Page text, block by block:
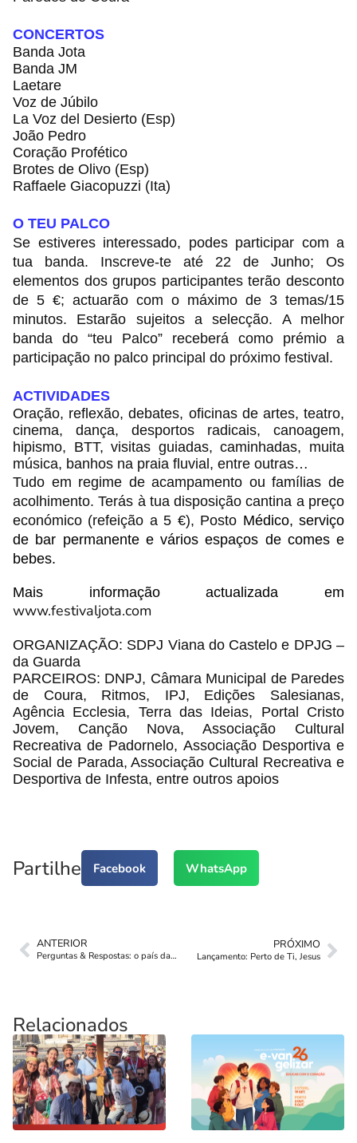
CONCERTOS
Banda Jota
Banda JM
Laetare
Voz de Júbilo
La Voz del Desierto (Esp)
João Pedro
Coração Profético
Brotes de Olivo (Esp)
Raffaele Giacopuzzi (Ita)
O TEU PALCO
Se estiveres interessado, podes participar com a
tua banda. Inscreve-te até 22 de Junho; Os
elementos dos grupos participantes terão desconto
de 5 €; actuarão com o máximo de 3 temas/15
minutos. Estarão sujeitos a selecção. A melhor
banda do “teu Palco” receberá como prémio a
participação no palco principal do próximo festival.
ACTIVIDADES
Oração, reflexão, debates, oficinas de artes, teatro,
cinema, dança, desportos radicais, canoagem,
hipismo, BTT, visitas guiadas, caminhadas, muita
música, banhos na praia fluvial, entre outras…
Tudo em regime de acampamento ou famílias de
acolhimento. Terás à tua disposição cantina a preço
económico (refeição a 5 €), Posto Médico, serviço
de bar permanente e vários espaços de comes e
bebes.
Mais informação actualizada em
www.festivaljota.com
ORGANIZAÇÃO: SDPJ Viana do Castelo e DPJG –
da Guarda
PARCEIROS: DNPJ, Câmara Municipal de Paredes
de Coura, Ritmos, IPJ, Edições Salesianas,
Agência Ecclesia, Terra das Ideias, Portal Cristo
Jovem, Canção Nova, Associação Cultural
Recreativa de Padornelo, Associação Desportiva e
Social de Parada, Associação Cultural Recreativa e
Desportiva de Infesta, entre outros apoios
Partilhe Facebook WhatsApp
ANTERIOR
Perguntas & Respostas: o país da Bíblia
PRÓXIMO
Lançamento: Perto de Ti, Jesus
Relacionados